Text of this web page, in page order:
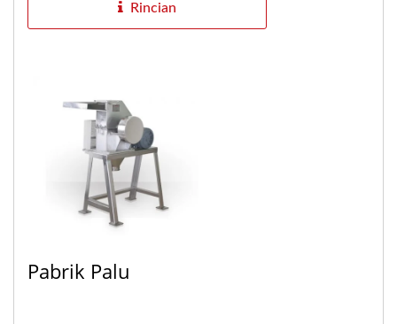
Rincian
Pabrik Palu